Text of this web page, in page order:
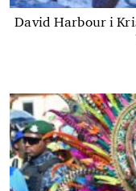
David Harbour i